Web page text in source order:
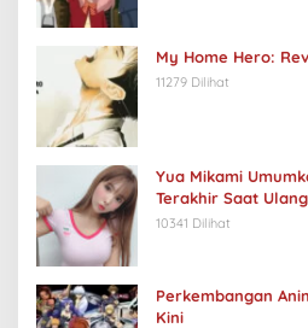
My Home Hero:
11279 Dilihat
Yua Mikami
Terakhir Saat
10341 Dilihat
Perkembangan
Kini